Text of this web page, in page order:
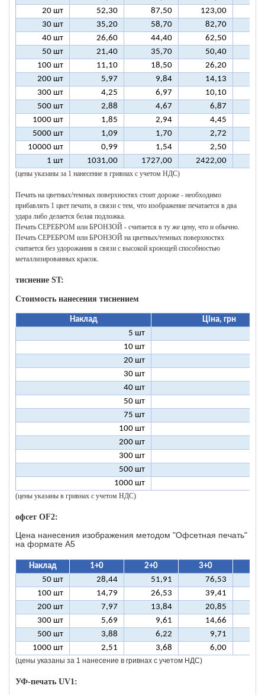
20 шт
52,30 87,50 123,00
30 шт
35,20 58,70 82,70
40 шт
26,60 44,40 62,50
50 шт
21,40 35,70 50,40
100 шт
11,10 18,50 26,20
200 шт
5,97 9,84 14,13
300 шт
4,25 6,97 10,10
500 шт
2,88 4,67 6,87
1000 шт
1,85 2,94 4,45
5000 шт
1,09 1,70 2,72
10000 шт
0,99 1,54 2,50
1 шт
1031,00 1727,00 2422,00
(цены указаны за 1 нанесение в гривнах с учетом НДС)
Печать на цветных/темных поверхностях стоит дороже - необходимо
прибавлять 1 цвет печати, в связи с тем, что изображение печатается в два
удара либо делается белая подложка.
Печать СЕРЕБРОМ или БРОНЗОЙ - считается в ту же цену, что и обычно.
Печать СЕРЕБРОМ или БРОНЗОЙ на цветных/темных поверхностях
считается без удорожания в связи с высокой кроющей способностью
металлизированных красок.
тиснение ST:
Стоимость нанесения тиснением
Наклад
Ціна, грн
5 шт
10 шт
20 шт
30 шт
40 шт
50 шт
75 шт
100 шт
200 шт
300 шт
500 шт
1000 шт
(цены указаны в гривнах с учетом НДС)
офсет OF2:
Цена нанесения изображения методом "Офсетная печать"
на формате A5
Наклад 1+0 2+0 3+0
50 шт
28,44 51,91 76,53
100 шт
14,79 26,53 39,41
200 шт
7,97 13,84 20,85
300 шт
5,69 9,61 14,66
500 шт
3,88 6,22 9,71
1000 шт
2,51 3,68 6,00
(цены указаны за 1 нанесение в гривнах с учетом НДС)
УФ-печать UV1: